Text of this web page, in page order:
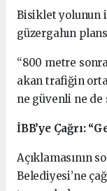
Bisiklet yolunun
güzergahın
“800 metre
akan trafiğin
ne güvenli ne de
İBB’ye Çağrı:
Açıklamasının
Belediyesi’ne